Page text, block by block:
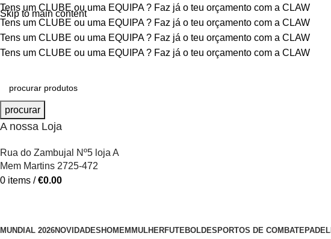
Skip to main content
Tens um CLUBE ou uma EQUIPA ? Faz já o teu orçamento com a CLAW
Tens um CLUBE ou uma EQUIPA ? Faz já o teu orçamento com a CLAW
Tens um CLUBE ou uma EQUIPA ? Faz já o teu orçamento com a CLAW
Tens um CLUBE ou uma EQUIPA ? Faz já o teu orçamento com a CLAW
procurar
A nossa Loja
Rua do Zambujal Nº5 loja A
Mem Martins 2725-472
0 items / €0.00
MUNDIAL 2026NOVIDADES HOMEM MULHERFUTEBOLDESPORTOS DE COMBATEPADEL